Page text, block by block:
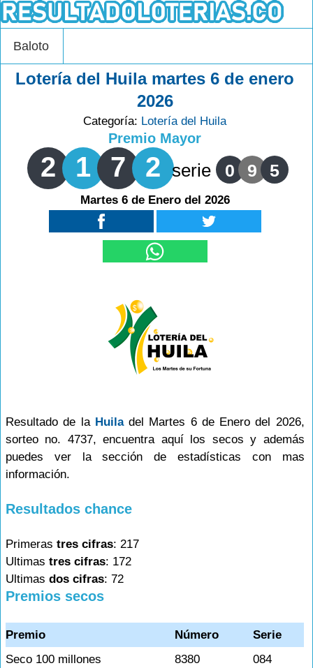
Baloto
Lotería del Huila martes 6 de enero
2026
Categoría: Lotería del Huila
Premio Mayor
2 1 7 2 serie 0 9 5
Martes 6 de Enero del 2026
Resultado de la Huiladel Martes 6 de Enero del 2026,
sorteo no. 4737, encuentra aquí los secos y además
puedes ver la sección de estadísticas con mas
información.
Resultados chance
Primeras tres cifras: 217
Ultimas tres cifras: 172
Ultimas dos cifras: 72
Premios secos
Premio Número
Serie
Seco 100 millones
8380
084